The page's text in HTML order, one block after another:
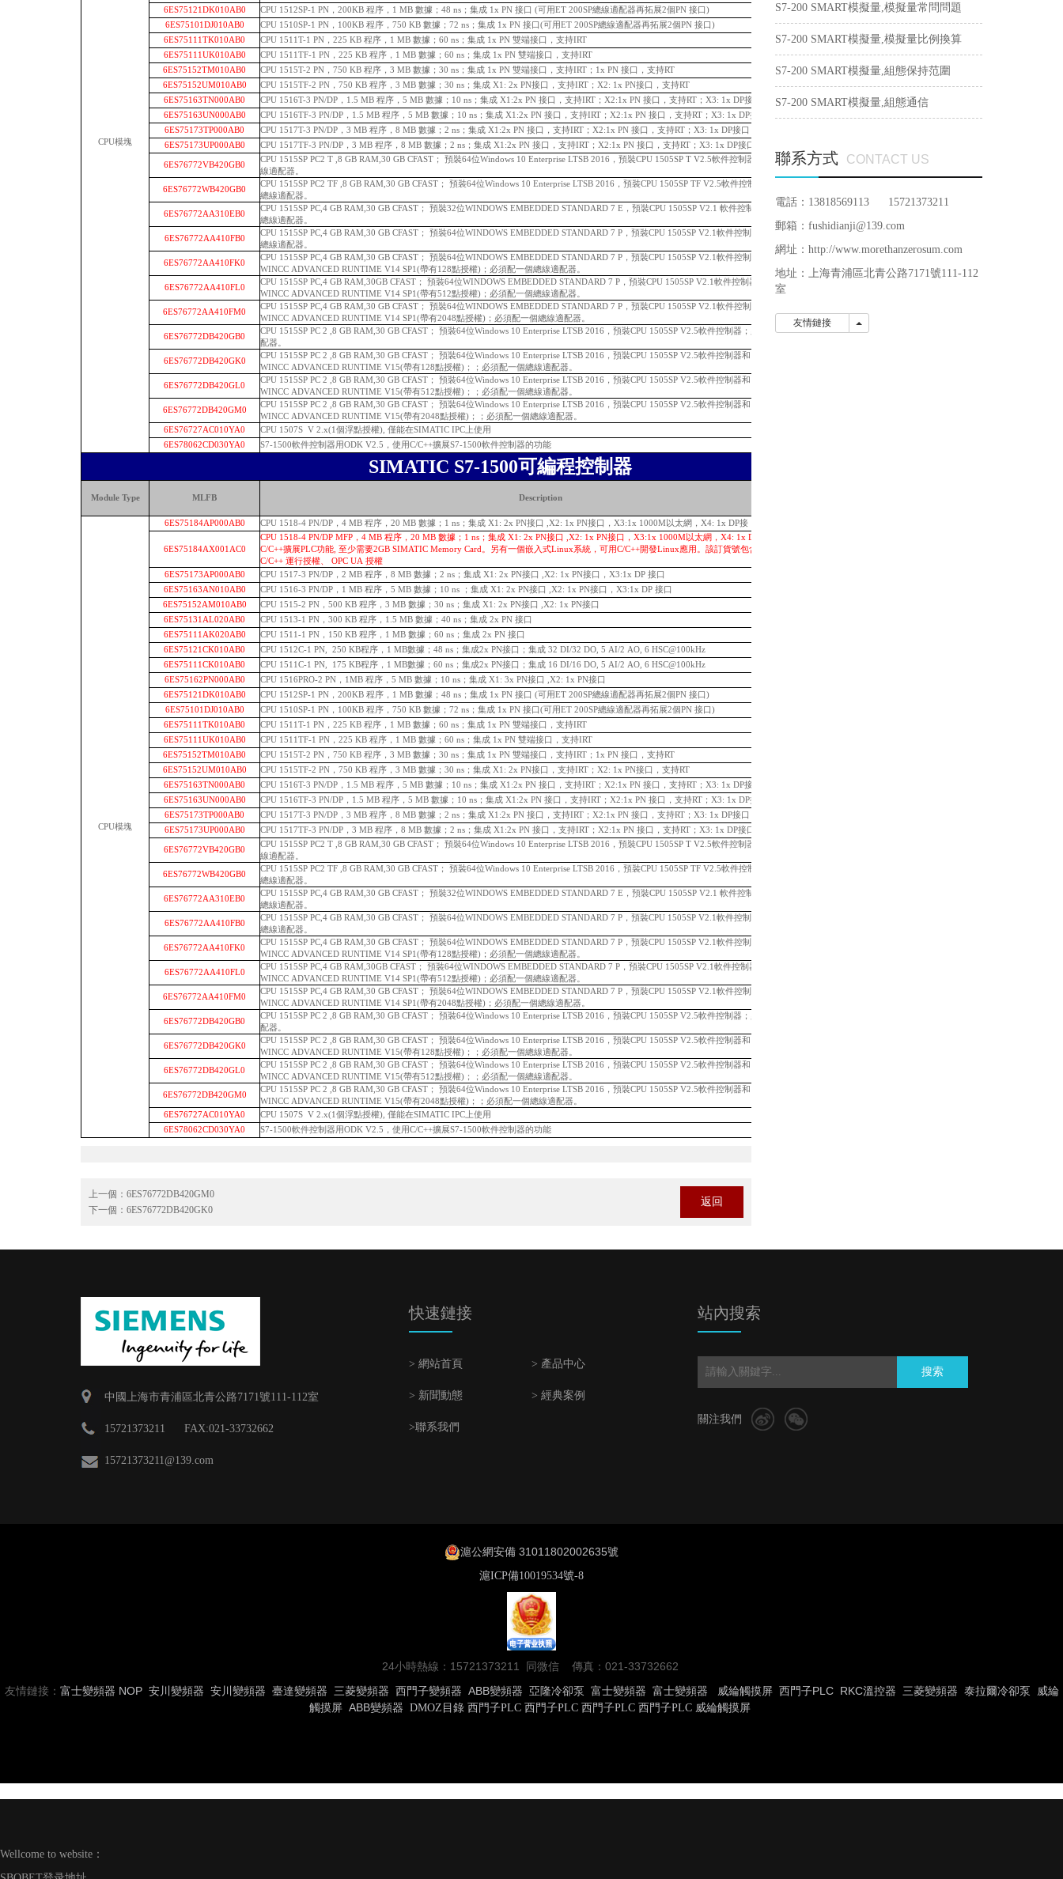
CPU模塊
6ES75121DK010AB0
CPU 1512SP-1 PN，200KB 程序，1 MB 數據；48 ns；集成 1x PN 接口 (可用ET 200SP總線適配器再拓展2個PN 接口)
9,498.67
6ES75101DJ010AB0
CPU 1510SP-1 PN，100KB 程序，750 KB 數據；72 ns；集成 1x PN 接口(可用ET 200SP總線適配器再拓展2個PN 接口)
7,416.76
6ES75111TK010AB0
CPU 1511T-1 PN，225 KB 程序，1 MB 數據；60 ns；集成 1x PN 雙端接口，支持IRT
11,548.76
6ES75111UK010AB0
CPU 1511TF-1 PN，225 KB 程序，1 MB 數據；60 ns；集成 1x PN 雙端接口，支持IRT
14,411.16
6ES75152TM010AB0
CPU 1515T-2 PN，750 KB 程序，3 MB 數據；30 ns；集成 1x PN 雙端接口，支持IRT；1x PN 接口，支持RT
32,229.95
6ES75152UM010AB0
CPU 1515TF-2 PN，750 KB 程序，3 MB 數據；30 ns；集成 X1: 2x PN接口，支持IRT；X2: 1x PN接口，支持RT
36,740.40
6ES75163TN000AB0
CPU 1516T-3 PN/DP，1.5 MB 程序，5 MB 數據；10 ns；集成 X1:2x PN 接口，支持IRT；X2:1x PN 接口，支持RT；X3: 1x DP接口
53,057.85
6ES75163UN000AB0
CPU 1516TF-3 PN/DP，1.5 MB 程序，5 MB 數據；10 ns；集成 X1:2x PN 接口，支持IRT；X2:1x PN 接口，支持RT；X3: 1x DP接口
6ES75173TP000AB0
CPU 1517T-3 PN/DP，3 MB 程序，8 MB 數據；2 ns；集成 X1:2x PN 接口，支持IRT；X2:1x PN 接口，支持RT；X3: 1x DP接口
6ES75173UP000AB0
CPU 1517TF-3 PN/DP，3 MB 程序，8 MB 數據；2 ns；集成 X1:2x PN 接口，支持IRT；X2:1x PN 接口，支持RT；X3: 1x DP接口
6ES76772VB420GB0
CPU 1515SP PC2 T ,8 GB RAM,30 GB CFAST； 預裝64位Windows 10 Enterprise LTSB 2016，預裝CPU 1505SP T V2.5軟件控制器；
必須配一個總
線適配器。
35,683.51
6ES76772WB420GB0
CPU 1515SP PC2 TF ,8 GB RAM,30 GB CFAST； 預裝64位Windows 10 Enterprise LTSB 2016，預裝CPU 1505SP TF V2.5軟件控制器；
總線適配器。
6ES76772AA310EB0
CPU 1515SP PC,4 GB RAM,30 GB CFAST； 預裝32位WINDOWS EMBEDDED STANDARD 7 E，預裝CPU 1505SP V2.1 軟件控制器；
必須配一個
總線適配器。
6ES76772AA410FB0
CPU 1515SP PC,4 GB RAM,30 GB CFAST； 預裝64位WINDOWS EMBEDDED STANDARD 7 P，預裝CPU 1505SP V2.1軟件控制器；
必須配一個
總線適配器。
6ES76772AA410FK0
CPU 1515SP PC,4 GB RAM,30 GB CFAST； 預裝64位WINDOWS EMBEDDED STANDARD 7 P，預裝CPU 1505SP V2.1軟件控制器和
WINCC ADVANCED RUNTIME V14 SP1(帶有128點授權)； 必須配一個總線適配器。
6ES76772AA410FL0
CPU 1515SP PC,4 GB RAM,30GB CFAST； 預裝64位WINDOWS EMBEDDED STANDARD 7 P，預裝CPU 1505SP V2.1軟件控制器和
WINCC ADVANCED RUNTIME V14 SP1(帶有512點授權)； 必須配一個總線適配器。
6ES76772AA410FM0
CPU 1515SP PC,4 GB RAM,30 GB CFAST； 預裝64位WINDOWS EMBEDDED STANDARD 7 P，預裝CPU 1505SP V2.1軟件控制器和
WINCC ADVANCED RUNTIME V14 SP1(帶有2048點授權)； 必須配一個總線適配器。
44,404.37
6ES76772DB420GB0
CPU 1515SP PC 2 ,8 GB RAM,30 GB CFAST； 預裝64位Windows 10 Enterprise LTSB 2016，預裝CPU 1505SP V2.5軟件控制器；
必須配一個總線適
配器。
6ES76772DB420GK0
CPU 1515SP PC 2 ,8 GB RAM,30 GB CFAST； 預裝64位Windows 10 Enterprise LTSB 2016，預裝CPU 1505SP V2.5軟件控制器和
WINCC ADVANCED RUNTIME V15(帶有128點授權)；； 必須配一個總線適配器。
6ES76772DB420GL0
CPU 1515SP PC 2 ,8 GB RAM,30 GB CFAST； 預裝64位Windows 10 Enterprise LTSB 2016，預裝CPU 1505SP V2.5軟件控制器和
WINCC ADVANCED RUNTIME V15(帶有512點授權)；； 必須配一個總線適配器。
6ES76772DB420GM0
CPU 1515SP PC 2 ,8 GB RAM,30 GB CFAST； 預裝64位Windows 10 Enterprise LTSB 2016，預裝CPU 1505SP V2.5軟件控制器和
WINCC ADVANCED RUNTIME V15(帶有2048點授權)；； 必須配一個總線適配器。
6ES76727AC010YA0 CPU 1507S V 2.x(1個浮點授權), 僅能在SIMATIC IPC上使用
6ES78062CD030YA0
S7-1500軟件控制器用ODK V2.5，使用C/C++擴展S7-1500軟件控制器的功能
SIMATIC S7-1500可編程控制器
Module Type MLFB Description
CPU模塊
6ES75184AP000AB0 CPU 1518-4 PN/DP，4 MB 程序，20 MB 數據；1 ns；集成 X1: 2x PN接口 ,X2: 1x PN接口，X3:1x 1000M以太網，X4: 1x DP接
6ES75184AX001AC0
CPU 1518-4 PN/DP MFP，4 MB 程序，20 MB 數據；1 ns；集成 X1: 2x PN接口 ,X2: 1x PN接口，X3:1x 1000M以太網，X4: 1x DP 接口; 可
C/C++擴展PLC功能, 至少需要2GB SIMATIC Memory Card。另有一個嵌入式Linux系統，可用C/C++開發Linux應用。該訂貨號包含MFP CPU、
C/C++ 運行授權、 OPC UA 授權
6ES75173AP000AB0 CPU 1517-3 PN/DP，2 MB 程序，8 MB 數據；2 ns；集成 X1: 2x PN接口 ,X2: 1x PN接口，X3:1x DP 接口
6ES75163AN010AB0
CPU 1516-3 PN/DP，1 MB 程序，5 MB 數據；10 ns ；集成 X1: 2x PN接口 ,X2: 1x PN接口，X3:1x DP 接口
6ES75152AM010AB0
CPU 1515-2 PN，500 KB 程序，3 MB 數據；30 ns；集成 X1: 2x PN接口 ,X2: 1x PN接口
6ES75131AL020AB0
CPU 1513-1 PN，300 KB 程序，1.5 MB 數據；40 ns；集成 2x PN 接口
6ES75111AK020AB0
CPU 1511-1 PN，150 KB 程序，1 MB 數據；60 ns；集成 2x PN 接口
6ES75121CK010AB0
CPU 1512C-1 PN, 250 KB程序，1 MB數據；48 ns；集成2x PN接口；集成 32 DI/32 DO, 5 AI/2 AO, 6 HSC@100kHz
6ES75111CK010AB0
CPU 1511C-1 PN, 175 KB程序，1 MB數據；60 ns；集成2x PN接口；集成 16 DI/16 DO, 5 AI/2 AO, 6 HSC@100kHz
6ES75162PN000AB0
CPU 1516PRO-2 PN，1MB 程序，5 MB 數據；10 ns；集成 X1: 3x PN接口 ,X2: 1x PN接口
6ES75121DK010AB0
CPU 1512SP-1 PN，200KB 程序，1 MB 數據；48 ns；集成 1x PN 接口 (可用ET 200SP總線適配器再拓展2個PN 接口)
6ES75101DJ010AB0
CPU 1510SP-1 PN，100KB 程序，750 KB 數據；72 ns；集成 1x PN 接口(可用ET 200SP總線適配器再拓展2個PN 接口)
6ES75111TK010AB0
CPU 1511T-1 PN，225 KB 程序，1 MB 數據；60 ns；集成 1x PN 雙端接口，支持IRT
6ES75111UK010AB0
CPU 1511TF-1 PN，225 KB 程序，1 MB 數據；60 ns；集成 1x PN 雙端接口，支持IRT
6ES75152TM010AB0
CPU 1515T-2 PN，750 KB 程序，3 MB 數據；30 ns；集成 1x PN 雙端接口，支持IRT；1x PN 接口，支持RT
6ES75152UM010AB0
CPU 1515TF-2 PN，750 KB 程序，3 MB 數據；30 ns；集成 X1: 2x PN接口，支持IRT；X2: 1x PN接口，支持RT
6ES75163TN000AB0
CPU 1516T-3 PN/DP，1.5 MB 程序，5 MB 數據；10 ns；集成 X1:2x PN 接口，支持IRT；X2:1x PN 接口，支持RT；X3: 1x DP接口
6ES75163UN000AB0
CPU 1516TF-3 PN/DP，1.5 MB 程序，5 MB 數據；10 ns；集成 X1:2x PN 接口，支持IRT；X2:1x PN 接口，支持RT；X3: 1x DP接口
6ES75173TP000AB0
CPU 1517T-3 PN/DP，3 MB 程序，8 MB 數據；2 ns；集成 X1:2x PN 接口，支持IRT；X2:1x PN 接口，支持RT；X3: 1x DP接口
6ES75173UP000AB0
CPU 1517TF-3 PN/DP，3 MB 程序，8 MB 數據；2 ns；集成 X1:2x PN 接口，支持IRT；X2:1x PN 接口，支持RT；X3: 1x DP接口
6ES76772VB420GB0
CPU 1515SP PC2 T ,8 GB RAM,30 GB CFAST； 預裝64位Windows 10 Enterprise LTSB 2016，預裝CPU 1505SP T V2.5軟件控制器；
線適配器。
6ES76772WB420GB0
CPU 1515SP PC2 TF ,8 GB RAM,30 GB CFAST； 預裝64位Windows 10 Enterprise LTSB 2016，預裝CPU 1505SP TF V2.5軟件控制器；
總線適配器。
6ES76772AA310EB0
CPU 1515SP PC,4 GB RAM,30 GB CFAST； 預裝32位WINDOWS EMBEDDED STANDARD 7 E，預裝CPU 1505SP V2.1 軟件控制器；
總線適配器。
6ES76772AA410FB0
CPU 1515SP PC,4 GB RAM,30 GB CFAST； 預裝64位WINDOWS EMBEDDED STANDARD 7 P，預裝CPU 1505SP V2.1軟件控制器；
總線適配器。
6ES76772AA410FK0
CPU 1515SP PC,4 GB RAM,30 GB CFAST； 預裝64位WINDOWS EMBEDDED STANDARD 7 P，預裝CPU 1505SP V2.1軟件控制器和
WINCC ADVANCED RUNTIME V14 SP1(帶有128點授權)； 必須配一個總線適配器。
6ES76772AA410FL0
CPU 1515SP PC,4 GB RAM,30GB CFAST； 預裝64位WINDOWS EMBEDDED STANDARD 7 P，預裝CPU 1505SP V2.1軟件控制器和
WINCC ADVANCED RUNTIME V14 SP1(帶有512點授權)； 必須配一個總線適配器。
6ES76772AA410FM0
CPU 1515SP PC,4 GB RAM,30 GB CFAST； 預裝64位WINDOWS EMBEDDED STANDARD 7 P，預裝CPU 1505SP V2.1軟件控制器和
WINCC ADVANCED RUNTIME V14 SP1(帶有2048點授權)； 必須配一個總線適配器。
6ES76772DB420GB0
CPU 1515SP PC 2 ,8 GB RAM,30 GB CFAST； 預裝64位Windows 10 Enterprise LTSB 2016，預裝CPU 1505SP V2.5軟件控制器；
配器。
6ES76772DB420GK0
CPU 1515SP PC 2 ,8 GB RAM,30 GB CFAST； 預裝64位Windows 10 Enterprise LTSB 2016，預裝CPU 1505SP V2.5軟件控制器和
WINCC ADVANCED RUNTIME V15(帶有128點授權)；； 必須配一個總線適配器。
6ES76772DB420GL0
CPU 1515SP PC 2 ,8 GB RAM,30 GB CFAST； 預裝64位Windows 10 Enterprise LTSB 2016，預裝CPU 1505SP V2.5軟件控制器和
WINCC ADVANCED RUNTIME V15(帶有512點授權)；； 必須配一個總線適配器。
6ES76772DB420GM0
CPU 1515SP PC 2 ,8 GB RAM,30 GB CFAST； 預裝64位Windows 10 Enterprise LTSB 2016，預裝CPU 1505SP V2.5軟件控制器和
WINCC ADVANCED RUNTIME V15(帶有2048點授權)；； 必須配一個總線適配器。
6ES76727AC010YA0 CPU 1507S V 2.x(1個浮點授權), 僅能在SIMATIC IPC上使用
6ES78062CD030YA0
S7-1500軟件控制器用ODK V2.5，使用C/C++擴展S7-1500軟件控制器的功能
上一個： 6ES76772DB420GM0
下一個： 6ES76772DB420GK0
返回
錄？
S7-200 SMART模擬量,模擬量常問問題
S7-200 SMART模擬量,模擬量比例換算
S7-200 SMART模擬量,組態保持范圍
S7-200 SMART模擬量,組態通信
聯系方式 CONTACT US
電話：13818569113 15721373211
郵箱：fushidianji@139.com
網址：http://www.morethanzerosum.com
地址： 上海青浦區北青公路7171號111-112
室
友情鏈接 友情鏈接
中國上海市青浦區北青公路7171號111-112室
15721373211 FAX:021-33732662
15721373211 @139.com
快速鏈接
> 網站首頁 > 產品中心
> 新聞動態 > 經典案例
>聯系我們
站內搜索
搜索
關注我們
滬公網安備 31011802002635號
滬ICP備10019534號-8
24小時熱線：15721373211 同微信 傳真：021-33732662
友情鏈接： 富士變頻器 NOP 安川變頻器 安川變頻器 臺達變頻器 三菱變頻器 西門子變頻器 ABB變頻器 亞隆冷卻泵 富士變頻器 富士變頻器 威綸觸摸屏 西門子PLC RKC溫控器 三菱變頻器 泰拉爾冷卻泵
威綸
觸摸屏 ABB變頻器 DMOZ目錄 西門子PLC 西門子PLC 西門子PLC 西門子PLC 威綸觸摸屏
Wellcome to website：